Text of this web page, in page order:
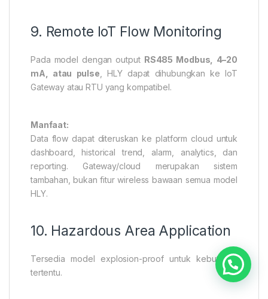
9. Remote IoT Flow Monitoring
Pada model dengan output RS485 Modbus, 4–20
mA, atau pulse , HLY dapat dihubungkan ke IoT
Gateway atau RTU yang kompatibel.
Manfaat:
Data flow dapat diteruskan ke platform cloud untuk
dashboard, historical trend, alarm, analytics, dan
reporting. Gateway/cloud merupakan sistem
tambahan, bukan fitur wireless bawaan semua model
HLY.
10. Hazardous Area Application
Tersedia model explosion-proof untuk kebutuhan
tertentu.